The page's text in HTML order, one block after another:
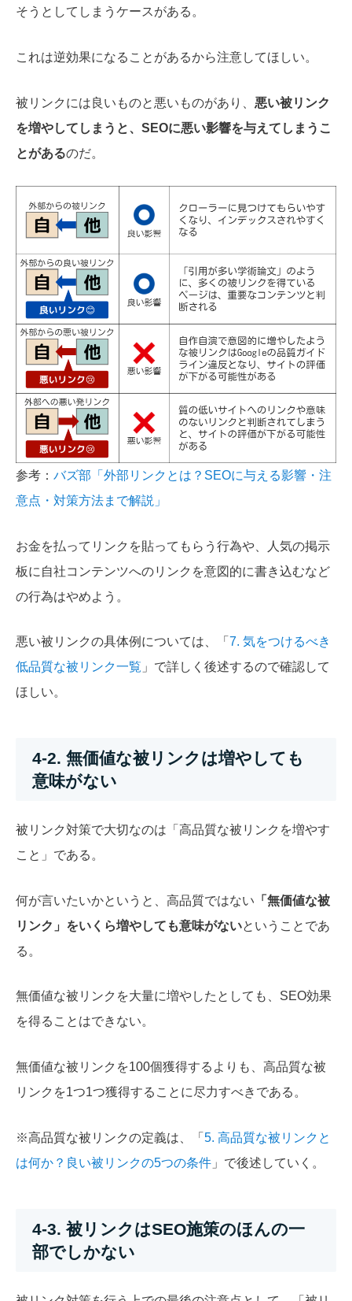
そうとしてしまうケースがある。
これは逆効果になることがあるから注意してほしい。
被リンクには良いものと悪いものがあり、 悪い被リンク
を増やしてしまうと、SEOに悪い影響を与えてしまうこ
とがあるのだ。
参考： バズ部「外部リンクとは？SEOに与える影響・注
意点・対策方法まで解説」
お金を払ってリンクを貼ってもらう行為や、人気の掲示
板に自社コンテンツへのリンクを意図的に書き込むなど
の行為はやめよう。
悪い被リンクの具体例については、「 7. 気をつけるべき
低品質な被リンク一覧 」で詳しく後述するので確認して
ほしい。
4-2. 無価値な被リンクは増やしても
意味がない
被リンク対策で大切なのは「高品質な被リンクを増やす
こと」である。
何が言いたいかというと、高品質ではない 「無価値な被
リンク」をいくら増やしても意味がないということであ
る。
無価値な被リンクを大量に増やしたとしても、SEO効果
を得ることはできない。
無価値な被リンクを100個獲得するよりも、高品質な被
リンクを1つ1つ獲得することに尽力すべきである。
※高品質な被リンクの定義は、「 5. 高品質な被リンクと
は何か？良い被リンクの5つの条件 」で後述していく。
4-3. 被リンクはSEO施策のほんの一
部でしかない